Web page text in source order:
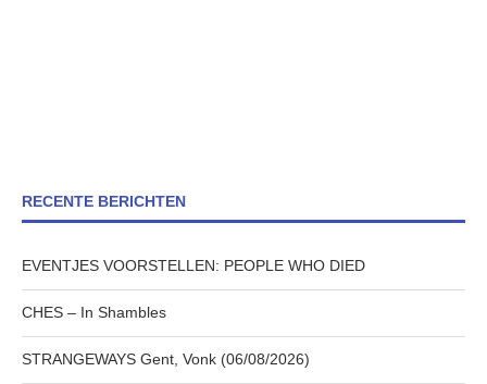
RECENTE BERICHTEN
EVENTJES VOORSTELLEN: PEOPLE WHO DIED
CHES – In Shambles
STRANGEWAYS Gent, Vonk (06/08/2026)